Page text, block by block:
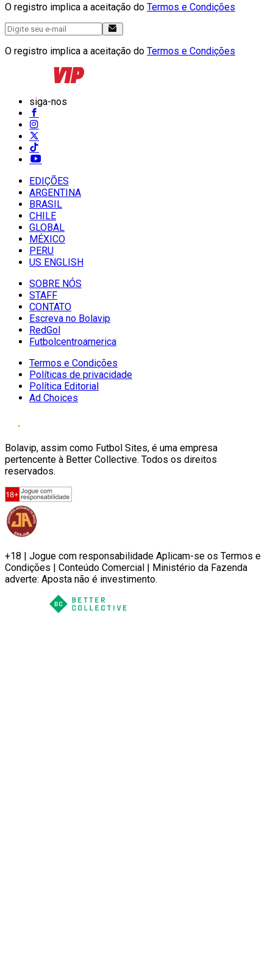
O registro implica a aceitação do Termos e Condições
O registro implica a aceitação do Termos e Condições
siga-nos
EDIÇÕES
ARGENTINA
BRASIL
CHILE
GLOBAL
MÉXICO
PERU
US ENGLISH
SOBRE NÓS
STAFF
CONTATO
Escreva no Bolavip
RedGol
Futbolcentroamerica
Termos e Condições
Políticas de privacidade
Política Editorial
Ad Choices
Bolavip, assim como Futbol Sites, é uma empresa
pertencente à Better Collective. Todos os direitos
reservados.
+18 | Jogue com responsabilidade Aplicam-se os Termos e
Condições | Conteúdo Comercial | Ministério da Fazenda
adverte: Aposta não é investimento.